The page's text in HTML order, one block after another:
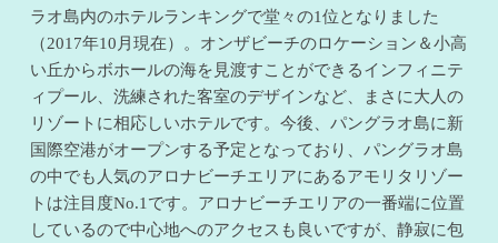
ラオ島内のホテルランキングで堂々の1位となりました
（2017年10月現在）。オンザビーチのロケーション＆小高
い丘からボホールの海を見渡すことができるインフィニテ
ィプール、洗練された客室のデザインなど、まさに大人の
リゾートに相応しいホテルです。今後、パングラオ島に新
国際空港がオープンする予定となっており、パングラオ島
の中でも人気のアロナビーチエリアにあるアモリタリゾー
トは注目度No.1です。アロナビーチエリアの一番端に位置
しているので中心地へのアクセスも良いですが、静寂に包